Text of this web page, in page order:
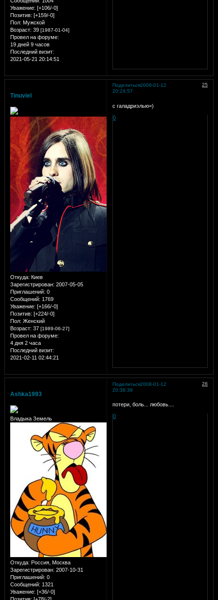
Уважение: [+106/-0]
Позитив: [+159/-0]
Пол: Мужской
Возраст: 39 [1987-01-04]
Провел на форуме:
19 дней 9 часов
Последний визит:
2021-05-21 20:14:51
Поделиться 25
2008-01-12
20:24:57
Tinuviel
Откуда: Киев
Зарегистрирован: 2007-05-05
Приглашений: 0
Сообщений: 1769
Уважение: [+166/-0]
Позитив: [+224/-0]
Пол: Женский
Возраст: 37 [1989-06-27]
Провел на форуме:
4 дня 2 часа
Последний визит:
2021-02-11 02:44:21
с галадриэлью=)
0
Поделиться 26
2008-01-12
20:38:39
Ashka1993
Владыка Земель
Откуда: Россия, Москва
Зарегистрирован: 2007-10-31
Приглашений: 0
Сообщений: 1321
Уважение: [+36/-0]
потери, боль... любовь....
0